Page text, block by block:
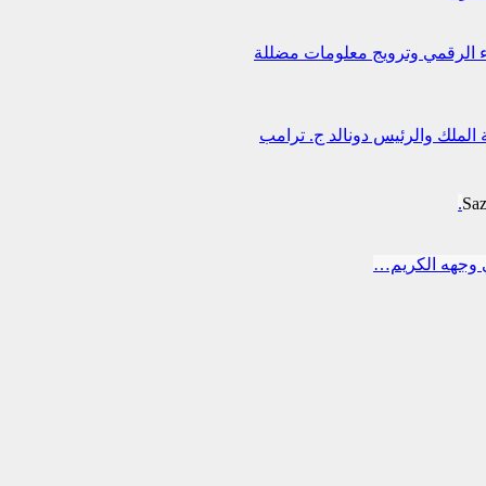
الرقمي وترويج معلومات مضللة
الملك والرئيس دونالد ج. ترامب
وجهه الكريم…